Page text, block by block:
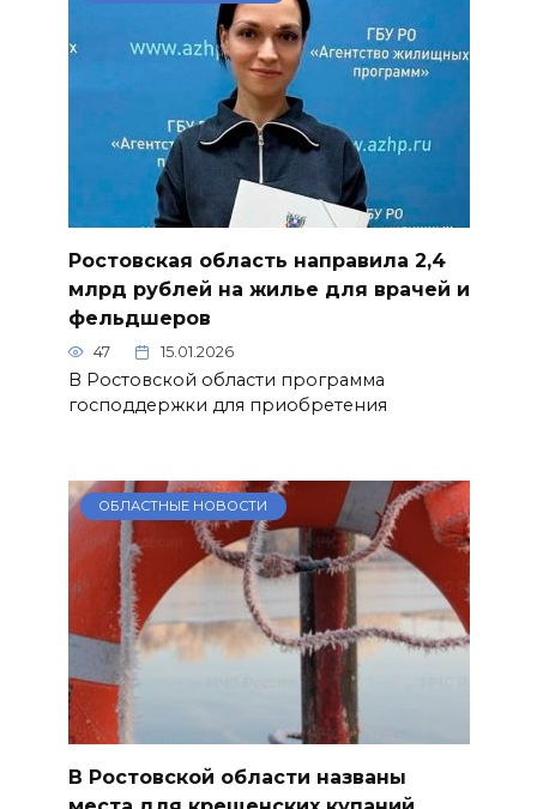
Ростовская область направила 2,4
млрд рублей на жилье для врачей и
фельдшеров
47 15.01.2026
В Ростовской области программа
господдержки для приобретения
ОБЛАСТНЫЕ НОВОСТИ
В Ростовской области названы